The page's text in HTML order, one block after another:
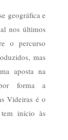
geográfica e
nos últimos
o percurso
mas
aposta na
forma a
Videiras é o
início às